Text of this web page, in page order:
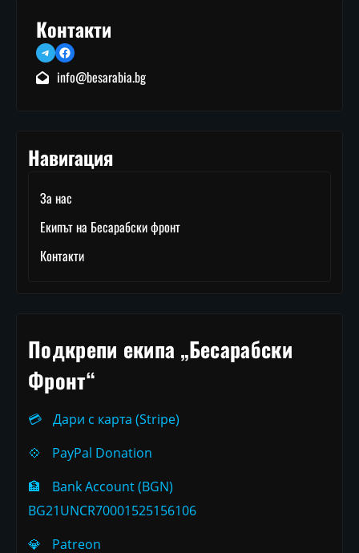
Контакти
TelegramFacebook
info@besarabia.bg
Навигация
За нас
Екипът на Бесарабски фронт
Контакти
Подкрепи екипа „Бесарабски
Фронт“
💳
Дари с карта (Stripe)
💠
PayPal Donation
🏦
Bank Account (BGN)
BG21UNCR70001525156106
💎
Patreon